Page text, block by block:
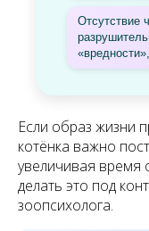
Отсутствие
Если образ жизни
котёнка важно
увеличивая время
делать это под
зоопсихолога.